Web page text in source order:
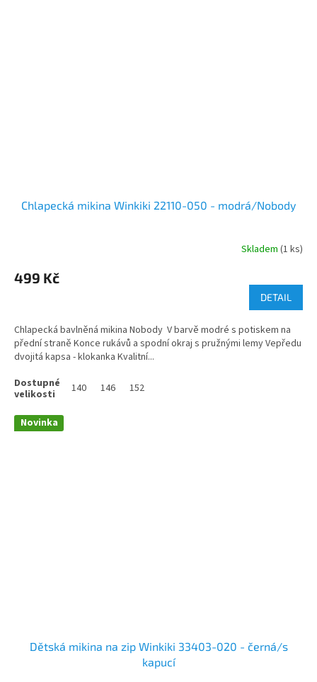
Chlapecká mikina Winkiki 22110-050 - modrá/Nobody
Skladem (1 ks)
499 Kč
DETAIL
Chlapecká bavlněná mikina Nobody V barvě modré s potiskem na
přední straně Konce rukávů a spodní okraj s pružnými lemy Vepředu
dvojitá kapsa - klokanka Kvalitní...
140 146 152
Novinka
Dětská mikina na zip Winkiki 33403-020 - černá/s
kapucí